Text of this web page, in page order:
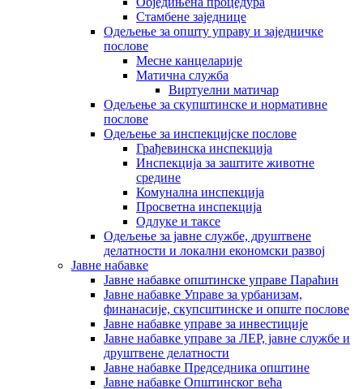
Стамбене заједнице
Oдељење за општу управу и заједничке
послове
Месне канцеларије
Матична служба
Виртуелни матичар
Одељење за скупштинске и нормативне
послове
Одељење за инспекцијске послове
Грађевинска инспекција
Инспекција за заштите животне
средине
Комунална инспекција
Просветна инспекција
Одлуке и таксе
Одељење за јавне службе, друштвене
делатности и локални економски развој
Јавне набавке
Јавне набавке општинске управе Параћин
Јавне набавке Управе за урбанизам,
финанасије, скупсштинске и опште послове
Јавне набавке управе за инвестиције
Јавне набавке управе за ЛЕР, јавне службе и
друштвене делатности
Јавне набавке Председника општине
Јавне набавке Општинског већа